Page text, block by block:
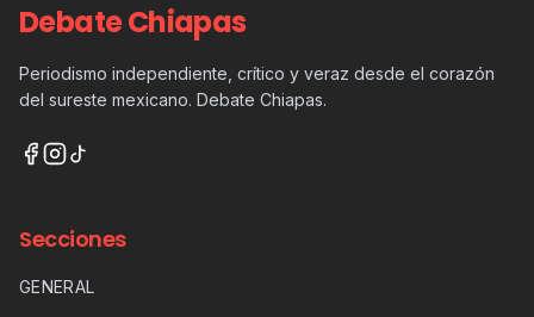
Debate Chiapas
Periodismo independiente, crítico y veraz desde el corazón
del sureste mexicano. Debate Chiapas.
Secciones
GENERAL